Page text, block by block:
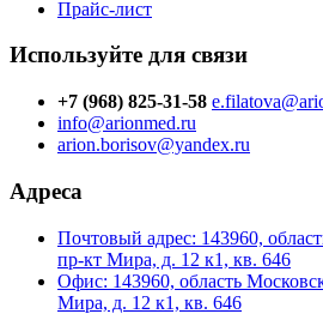
Прайс-лист
Используйте для связи
+7 (968) 825-31-58
info@arionmed.ru
arion.borisov@yandex.ru
Адреса
Почтовый адрес: 143960,
пр-кт Мира, д. 12 к1, кв. 646
Офис: 143960, область
Мира, д. 12 к1, кв. 646